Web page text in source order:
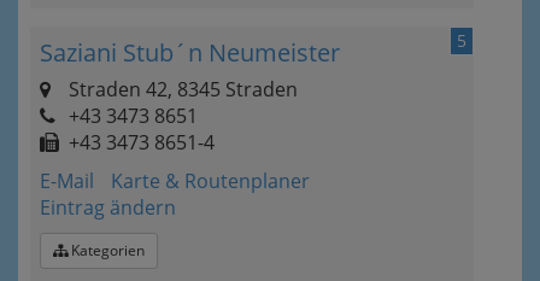
5
Saziani Stub´n Neumeister
Straden 42, 8345 Straden
+43 3473 8651
+43 3473 8651-4
E-Mail
Karte & Routenplaner
Eintrag ändern
Kategorien